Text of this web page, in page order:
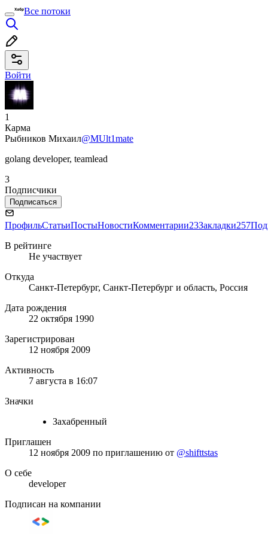
Все потоки
Войти
1
Карма
Рыбников Михаил@MUlt1mate
golang developer, teamlead
3
Подписчики
Подписаться
ПрофильСтатьиПостыНовостиКомментарии23Закладки257
В рейтинге
Не участвует
Откуда
Санкт-Петербург, Санкт-Петербург и область, Россия
Дата рождения
22 октября 1990
Зарегистрирован
12 ноября 2009
Активность
7 августа в 16:07
Значки
Захабренный
Приглашен
12 ноября 2009 по приглашению от @shifttstas
О себе
developer
Подписан на компании